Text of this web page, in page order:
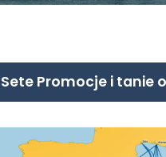
Promocje i tanie